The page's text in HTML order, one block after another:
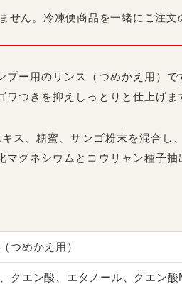
せん。冷凍便商品を一緒にご注文
ー用のリンス（つめかえ用）
つきを抑えしっとりと仕上げま
ス、糖蜜、サンゴ粉末を混合し
マグネシウムとコウリャン種子抽
つめかえ用）
クエン酸、エタノール、クエン